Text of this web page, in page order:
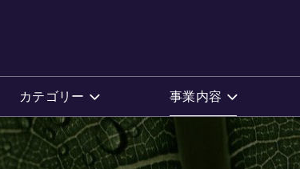
カテゴリー 事業内容